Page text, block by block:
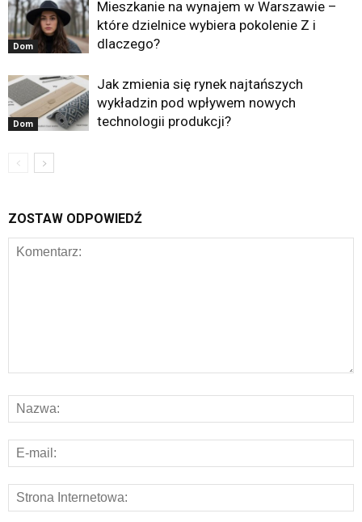
Dom
Mieszkanie na wynajem w Warszawie –
które dzielnice wybiera pokolenie Z i
dlaczego?
Dom
Jak zmienia się rynek najtańszych
wykładzin pod wpływem nowych
technologii produkcji?
ZOSTAW ODPOWIEDŹ